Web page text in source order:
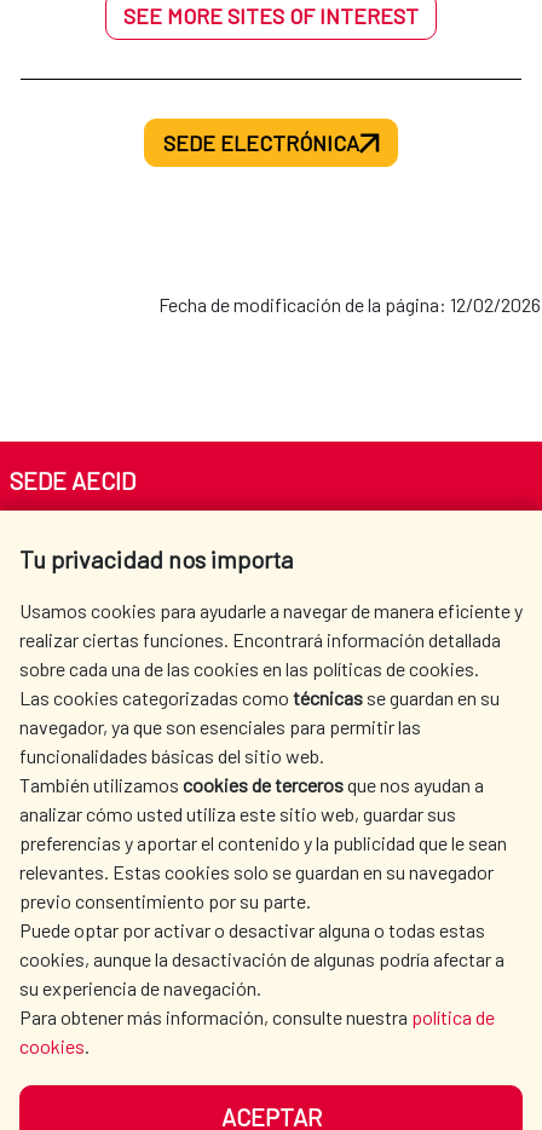
SEE MORE SITES OF INTEREST
SEDE ELECTRÓNICA
Fecha de modificación de la página: 12/02/2026
Tu privacidad nos importa
Usamos cookies para ayudarle a navegar de manera eficiente y
realizar ciertas funciones. Encontrará información detallada
sobre cada una de las cookies en las políticas de cookies.
Las cookies categorizadas como técnicas se guardan en su
navegador, ya que son esenciales para permitir las
funcionalidades básicas del sitio web.
También utilizamos cookies de tercerosque nos ayudan a
analizar cómo usted utiliza este sitio web, guardar sus
preferencias y aportar el contenido y la publicidad que le sean
relevantes. Estas cookies solo se guardan en su navegador
previo consentimiento por su parte.
Puede optar por activar o desactivar alguna o todas estas
cookies, aunque la desactivación de algunas podría afectar a
su experiencia de navegación.
Para obtener más información, consulte nuestra política de
cookies.
ACEPTAR
SEDE AECID
Tel. +34 900 20 30 54​​​​​​​
AECID
WHERE DO WE COOPERATE?
SPANISH HUMANITARIAN
ACTION
PRESS ROOM
CULTURE AND SCIENCE LIBRARY
OUR SOCIAL MEDIA
DATA PROTECTION